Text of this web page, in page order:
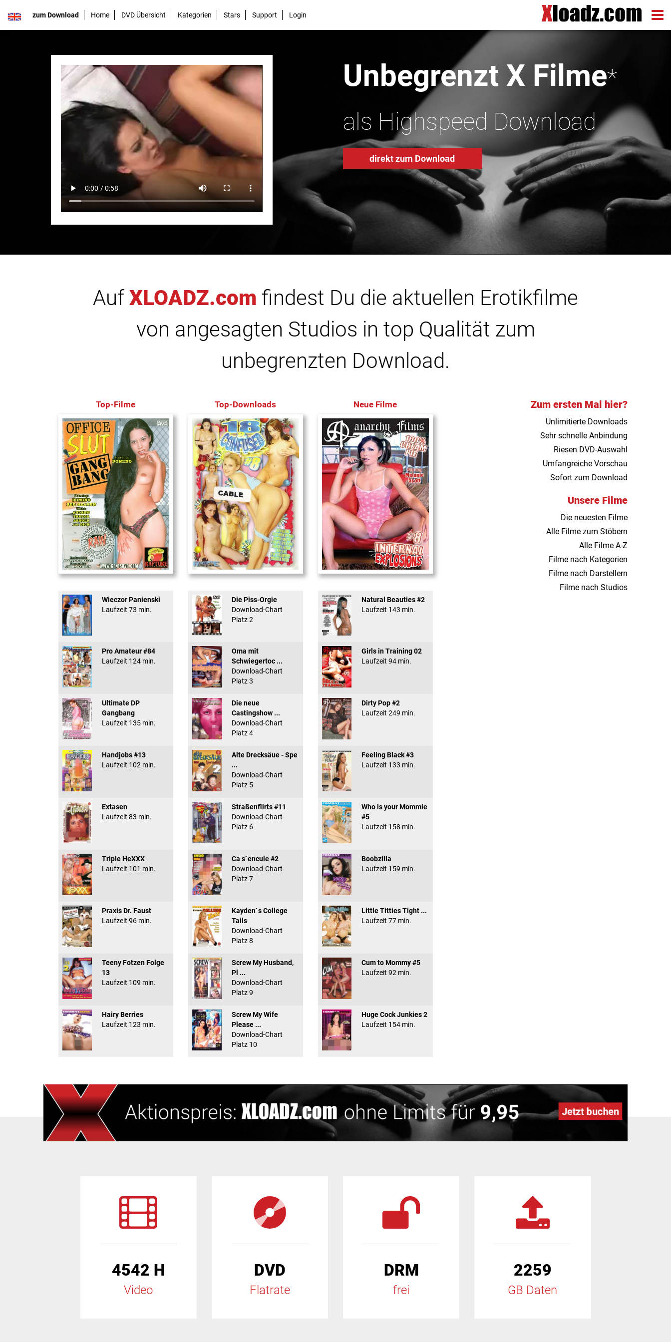
zum Download Home DVD Übersicht Kategorien Stars Support Login
Unbegrenzt X Filme*
als Highspeed Download
direkt zum Download
Auf XLOADZ.com findest Du die aktuellen Erotikfilme
von angesagten Studios in top Qualität zum
unbegrenzten Download.
Top-Filme
Office Slut Gangbang
Wieczor Panienski
Laufzeit 73 min.
Pro Amateur #84
Laufzeit 124 min.
Ultimate DP
Gangbang
Laufzeit 135 min.
Handjobs #13
Laufzeit 102 min.
Extasen
Laufzeit 83 min.
Triple HeXXX
Laufzeit 101 min.
Praxis Dr. Faust
Laufzeit 96 min.
Teeny Fotzen Folge
13
Laufzeit 109 min.
Hairy Berries
Laufzeit 123 min.
Top-Downloads
18 And Confused #8 - ...
Die Piss-Orgie
Download-Chart
Platz 2
Oma mit
Schwiegertoc ...
Download-Chart
Platz 3
Die neue
Castingshow ...
Download-Chart
Platz 4
Alte Drecksäue - Spe
...
Download-Chart
Platz 5
Straßenflirts #11
Download-Chart
Platz 6
Ca s`encule #2
Download-Chart
Platz 7
Kayden`s College
Tails
Download-Chart
Platz 8
Screw My Husband,
Pl ...
Download-Chart
Platz 9
Screw My Wife
Please ...
Download-Chart
Platz 10
Neue Filme
Internal Explosionen
Natural Beauties #2
Laufzeit 143 min.
Girls in Training 02
Laufzeit 94 min.
Dirty Pop #2
Laufzeit 249 min.
Feeling Black #3
Laufzeit 133 min.
Who is your Mommie
#5
Laufzeit 158 min.
Boobzilla
Laufzeit 159 min.
Little Titties Tight ...
Laufzeit 77 min.
Cum to Mommy #5
Laufzeit 92 min.
Huge Cock Junkies 2
Laufzeit 154 min.
Zum ersten Mal hier?
Unlimitierte Downloads
Sehr schnelle Anbindung
Riesen DVD-Auswahl
Umfangreiche Vorschau
Sofort zum Download
Unsere Filme
Die neuesten Filme
Alle Filme zum Stöbern
Alle Filme A-Z
Filme nach Kategorien
Filme nach Darstellern
Filme nach Studios
4542 H
Video
DVD
Flatrate
DRM
frei
2259
GB Daten